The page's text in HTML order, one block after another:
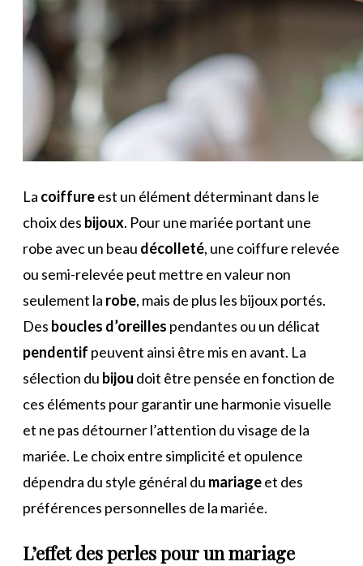
La coiffureest un élément déterminant dans le
choix des bijoux. Pour une mariée portant une
robe avec un beau décolleté, une coiffure relevée
ou semi-relevée peut mettre en valeur non
seulement la robe, mais de plus les bijoux portés.
Des boucles d’oreilles pendantes ou un délicat
pendentif peuvent ainsi être mis en avant. La
sélection du bijou doit être pensée en fonction de
ces éléments pour garantir une harmonie visuelle
et ne pas détourner l’attention du visage de la
mariée. Le choix entre simplicité et opulence
dépendra du style général du mariageet des
préférences personnelles de la mariée.
L’effet des perles pour un mariage